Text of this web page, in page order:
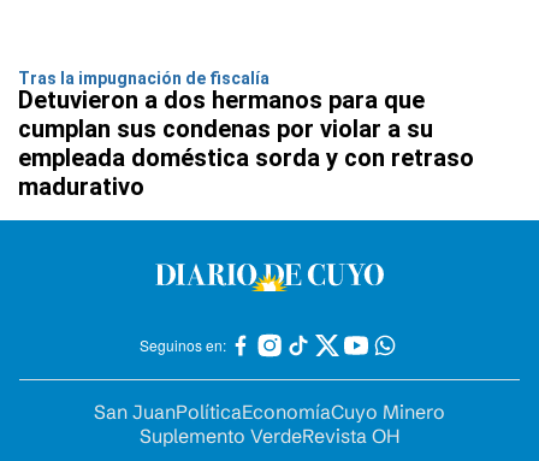
Tras la impugnación de fiscalía
Detuvieron a dos hermanos para que
cumplan sus condenas por violar a su
empleada doméstica sorda y con retraso
madurativo
Seguinos en:
San JuanPolíticaEconomíaCuyo Minero
Suplemento VerdeRevista OH